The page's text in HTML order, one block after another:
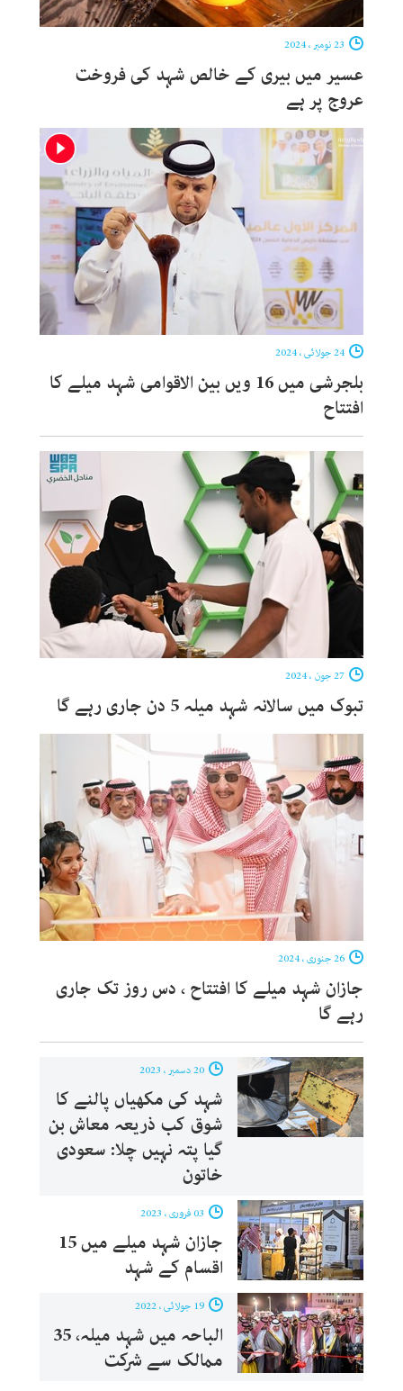
عسیر میں بیری کے خالص شہد کی فروخت
عروج پر ہے
بلجرشی میں 16 ویں بین الاقوامی شہد میلے کا
افتتاح
تبوک میں سالانہ شہد میلہ 5 دن جاری رہے گا
جازان شہد میلے کا افتتاح ، دس روز تک جاری
رہے گا
شہد کی مکھیاں پالنے کا
شوق کب ذریعہ معاش بن
گیا پتہ نہیں چلا: سعودی
خاتون
جازان شہد میلے میں 15
اقسام کے شہد
الباحہ میں شہد میلہ، 35
ممالک سے شرکت